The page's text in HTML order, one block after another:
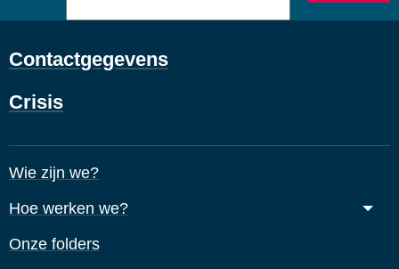
in
Contactgegevens
Crisis
Wie zijn we?
Hoe werken we?
Onze folders